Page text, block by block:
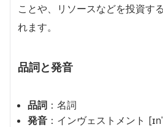
ことや、リソースなどを投資す
れます。
品詞と発音
品詞 ：名詞
発音 ：インヴェストメント